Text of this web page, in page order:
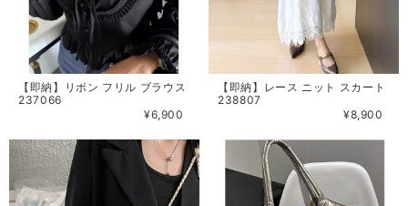
【即納】リボン フリル ブラウス
237066
¥6,900
【即納】レース ニット スカート
238807
¥8,900